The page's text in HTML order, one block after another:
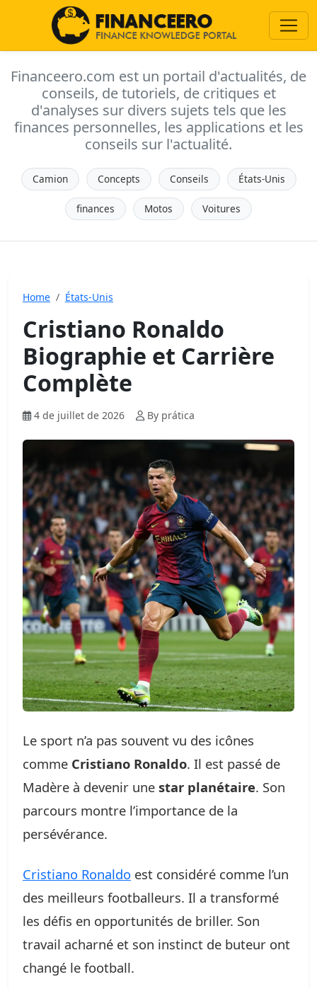
Financeero.com est un portail d'actualités, de
conseils, de tutoriels, de critiques et
d'analyses sur divers sujets tels que les
finances personnelles, les applications et les
conseils sur l'actualité.
Camion Concepts Conseils États-Unis
finances Motos Voitures
Home États-Unis
Cristiano Ronaldo
Biographie et Carrière
Complète
4 de juillet de 2026 By prática
Le sport n’a pas souvent vu des icônes
comme Cristiano Ronaldo. Il est passé de
Madère à devenir une star planétaire. Son
parcours montre l’importance de la
persévérance.
Cristiano Ronaldo est considéré comme l’un
des meilleurs footballeurs. Il a transformé
les défis en opportunités de briller. Son
travail acharné et son instinct de buteur ont
changé le football.